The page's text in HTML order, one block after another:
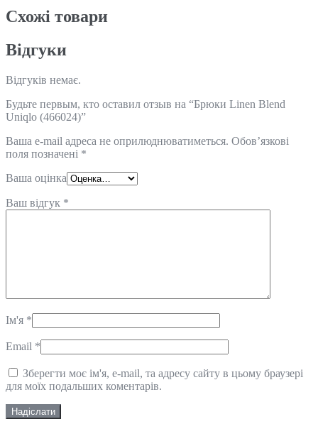
Схожi товари
Відгуки
Відгуків немає.
Будьте первым, кто оставил отзыв на “Брюки Linen Blend
Uniqlo (466024)”
Ваша e-mail адреса не оприлюднюватиметься. Обов’язкові
поля позначені *
Ваша оцінка
Ваш відгук *
Ім'я *
Email *
Зберегти моє ім'я, e-mail, та адресу сайту в цьому браузері
для моїх подальших коментарів.